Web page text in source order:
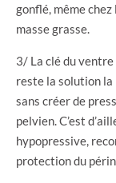
gonflé, même
masse grasse.
3/ La clé du
reste la solution
sans créer de
pelvien. C’est
hypopressive,
protection du